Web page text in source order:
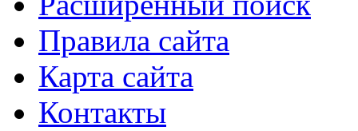
Правила сайта
Карта сайта
Контакты